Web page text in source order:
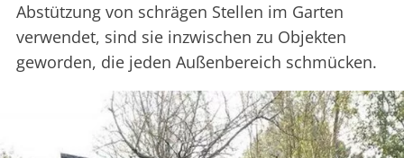
Abstützung von schrägen Stellen im Garten
verwendet, sind sie inzwischen zu Objekten
geworden, die jeden Außenbereich schmücken.